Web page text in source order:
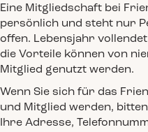
Eine Mitgliedschaft bei
persönlich und steht nur
offen. Lebensjahr
die Vorteile können von
Mitglied genutzt werden.
Wenn Sie sich für das
und Mitglied werden,
Ihre Adresse,